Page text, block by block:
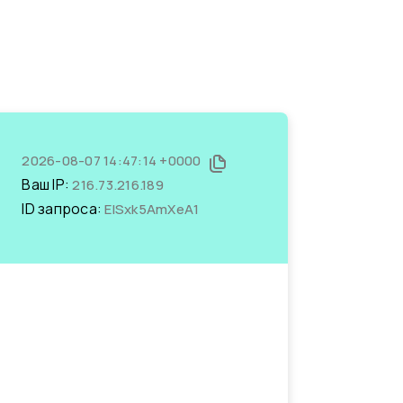
2026-08-07 14:47:14 +0000
Ваш IP:216.73.216.189
ID запроса:ElSxk5AmXeA1